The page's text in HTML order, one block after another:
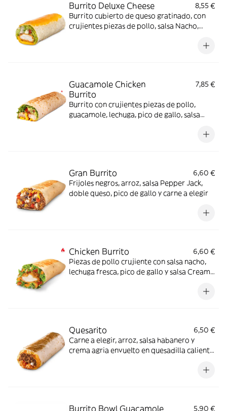
Burrito Deluxe Cheese
8,55 €
Burrito cubierto de queso gratinado, con
crujientes piezas de pollo, salsa Nacho,
Guacamole Chicken
Burrito
7,85 €
Burrito con crujientes piezas de pollo,
guacamole, lechuga, pico de gallo, salsa
Gran Burrito
6,60 €
Frijoles negros, arroz, salsa Pepper Jack,
doble queso, pico de gallo y carne a elegir
Chicken Burrito
6,60 €
Piezas de pollo crujiente con salsa nacho,
lechuga fresca, pico de gallo y salsa Creamy
Quesarito
6,50 €
Carne a elegir, arroz, salsa habanero y
crema agria envuelto en quesadilla caliente
Burrito Bowl Guacamole
5,90 €